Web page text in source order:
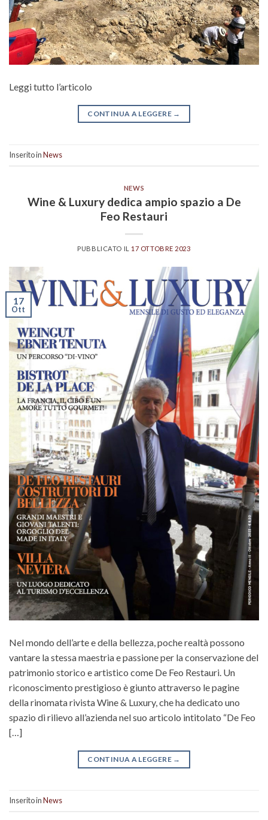
Leggi tutto l’articolo
CONTINUA A LEGGERE →
Inserito inNews
NEWS
Wine & Luxury dedica ampio spazio a De
Feo Restauri
PUBBLICATO IL 17 OTTOBRE 2023
17
Ott
Nel mondo dell’arte e della bellezza, poche realtà possono
vantare la stessa maestria e passione per la conservazione del
patrimonio storico e artistico come De Feo Restauri. Un
riconoscimento prestigioso è giunto attraverso le pagine
della rinomata rivista Wine & Luxury, che ha dedicato uno
spazio di rilievo all’azienda nel suo articolo intitolato “De Feo
[…]
CONTINUA A LEGGERE →
Inserito inNews